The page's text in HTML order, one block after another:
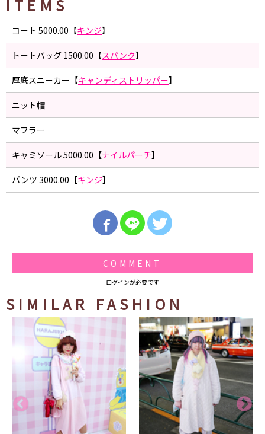
ITEMS
コート 5000.00【キンジ】
トートバッグ 1500.00【スパンク】
厚底スニーカー【キャンディストリッパー】
ニット帽
マフラー
キャミソール 5000.00【ナイルパーチ】
パンツ 3000.00【キンジ】
COMMENT
ログインが必要です
SIMILAR FASHION